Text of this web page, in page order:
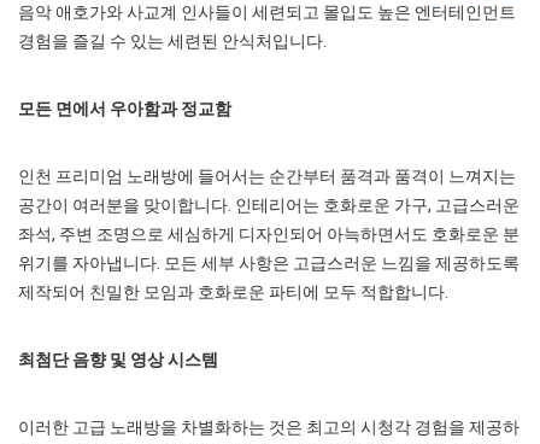
음악 애호가와 사교계 인사들이 세련되고 몰입도 높은 엔터테인먼트
경험을 즐길 수 있는 세련된 안식처입니다.
모든 면에서 우아함과 정교함
인천 프리미엄 노래방에 들어서는 순간부터 품격과 품격이 느껴지는
공간이 여러분을 맞이합니다. 인테리어는 호화로운 가구, 고급스러운
좌석, 주변 조명으로 세심하게 디자인되어 아늑하면서도 호화로운 분
위기를 자아냅니다. 모든 세부 사항은 고급스러운 느낌을 제공하도록
제작되어 친밀한 모임과 호화로운 파티에 모두 적합합니다.
최첨단 음향 및 영상 시스템
이러한 고급 노래방을 차별화하는 것은 최고의 시청각 경험을 제공하